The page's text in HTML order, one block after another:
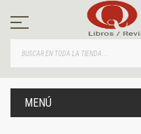
contenido
MENÚ